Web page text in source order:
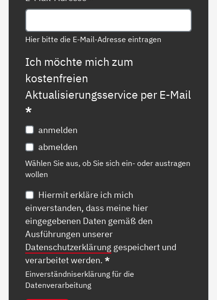
Hier bitte die E-Mail-Adresse eintragen
Ich möchte mich zum
kostenfreien
Aktualisierungsservice per E-Mail
*
anmelden
abmelden
Wählen Sie aus, ob Sie sich ein- oder austragen
wollen
Hiermit erkläre ich mich
einverstanden, dass meine hier
eingegebenen Daten gemäß den
Ausführungen unserer
Datenschutzerklärung gespeichert und
verarbeitet werden.*
Einverständniserklärung für die
Datenverarbeitung